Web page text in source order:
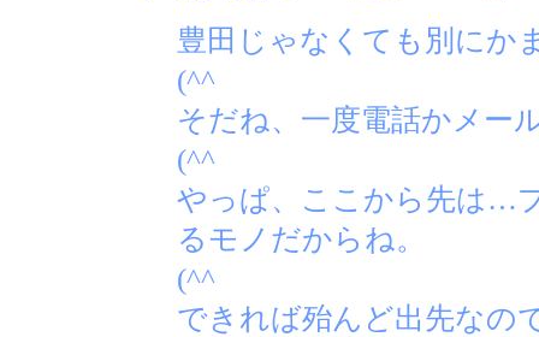
豊田じゃなくても別にか
(^^ゞ
そだね、一度電話かメー
(^^ゞ
やっぱ、ここから先は…
るモノだからね。
(^^ゞ
できれば殆んど出先なの